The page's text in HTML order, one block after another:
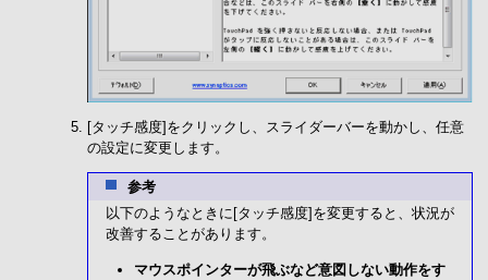
[タッチ感度]をクリックし、スライダーバーを動かし、任意
の設定に変更します。
参考
以下のようなときに[タッチ感度]を変更すると、状況が
改善することがあります。
マウスポインターが飛ぶなど意図しない動作をす